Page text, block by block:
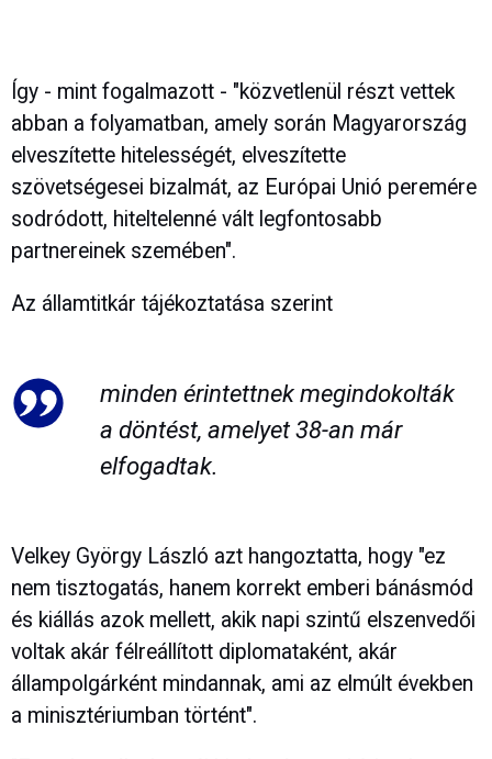
Így - mint fogalmazott - "közvetlenül részt vettek
abban a folyamatban, amely során Magyarország
elveszítette hitelességét, elveszítette
szövetségesei bizalmát, az Európai Unió peremére
sodródott, hiteltelenné vált legfontosabb
partnereinek szemében".
Az államtitkár tájékoztatása szerint
minden érintettnek megindokolták
a döntést, amelyet 38-an már
elfogadtak.
Velkey György László azt hangoztatta, hogy "ez
nem tisztogatás, hanem korrekt emberi bánásmód
és kiállás azok mellett, akik napi szintű elszenvedői
voltak akár félreállított diplomataként, akár
állampolgárként mindannak, ami az elmúlt években
a minisztériumban történt".